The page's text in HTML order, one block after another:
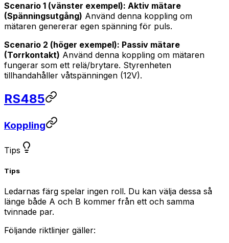
Scenario 1 (vänster exempel): Aktiv mätare
(Spänningsutgång) Använd denna koppling om
mätaren genererar egen spänning för puls.
Scenario 2 (höger exempel): Passiv mätare
(Torrkontakt) Använd denna koppling om mätaren
fungerar som ett relä/brytare. Styrenheten
tillhandahåller våtspänningen (12V).
RS485
Koppling
Tips
Tips
Ledarnas färg spelar ingen roll. Du kan välja dessa så
länge både A och B kommer från ett och samma
tvinnade par.
Följande riktlinjer gäller: